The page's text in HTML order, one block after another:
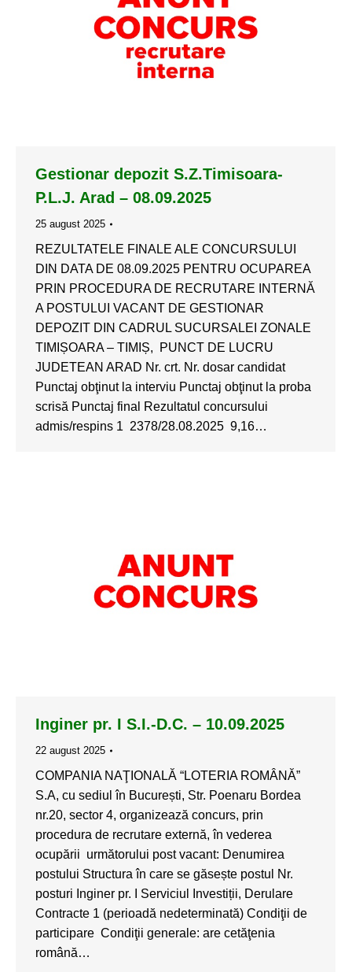
Gestionar depozit S.Z.Timisoara-
P.L.J. Arad – 08.09.2025
25 august 2025
REZULTATELE FINALE ALE CONCURSULUI
DIN DATA DE 08.09.2025 PENTRU OCUPAREA
PRIN PROCEDURA DE RECRUTARE INTERNĂ
A POSTULUI VACANT DE GESTIONAR
DEPOZIT DIN CADRUL SUCURSALEI ZONALE
TIMIȘOARA – TIMIȘ, PUNCT DE LUCRU
JUDETEAN ARAD Nr. crt. Nr. dosar candidat
Punctaj obţinut la interviu Punctaj obţinut la proba
scrisă Punctaj final Rezultatul concursului
admis/respins 1 2378/28.08.2025 9,16…
Inginer pr. I S.I.-D.C. – 10.09.2025
22 august 2025
COMPANIA NAŢIONALĂ “LOTERIA ROMÂNĂ”
S.A, cu sediul în București, Str. Poenaru Bordea
nr.20, sector 4, organizează concurs, prin
procedura de recrutare externă, în vederea
ocupării următorului post vacant: Denumirea
postului Structura în care se găsește postul Nr.
posturi Inginer pr. I Serviciul Investiții, Derulare
Contracte 1 (perioadă nedeterminată) Condiţii de
participare Condiţii generale: are cetăţenia
română…